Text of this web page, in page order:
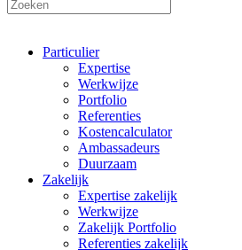
Particulier
Expertise
Werkwijze
Portfolio
Referenties
Kostencalculator
Ambassadeurs
Duurzaam
Zakelijk
Expertise zakelijk
Werkwijze
Zakelijk Portfolio
Referenties zakelijk